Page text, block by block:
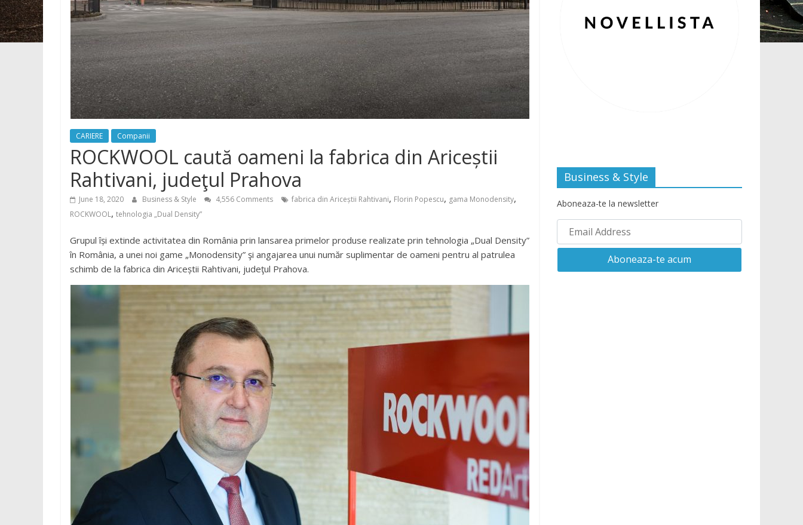
CARIERE Companii
ROCKWOOL caută oameni la fabrica din Ariceștii
Rahtivani, judeţul Prahova
June 18, 2020 Business & Style 4,556 Comments fabrica din Ariceștii Rahtivani, Florin Popescu, gama Monodensity,
ROCKWOOL, tehnologia „Dual Density”
Grupul își extinde activitatea din România prin lansarea primelor produse realizate prin tehnologia „Dual Density”
în România, a unei noi game „Monodensity” şi angajarea unui număr suplimentar de oameni pentru al patrulea
schimb de la fabrica din Ariceștii Rahtivani, judeţul Prahova.
Business & Style
Aboneaza-te la newsletter